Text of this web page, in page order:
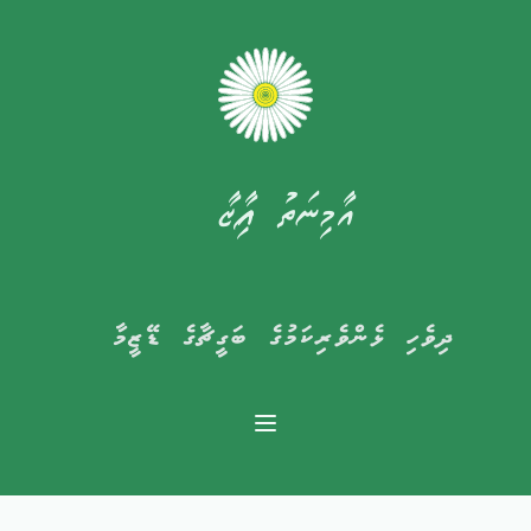
އާމިނަތު ފާއިޒާ
ދިވެހި ޅެންވެރިކަމުގެ ބަގީޗާގެ ޑޭޒީމާ